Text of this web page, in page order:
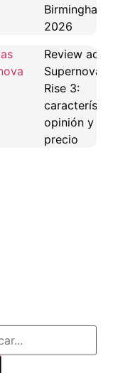
Birmingham
2026
Review
Supernova
Rise 3:
opinión y
precio